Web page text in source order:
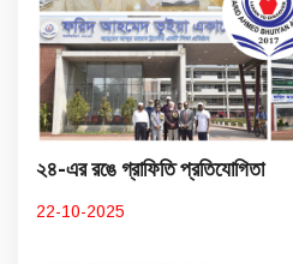
২৪-এর রঙে গ্রাফিতি প্রতিযোগিতা
22-10-2025